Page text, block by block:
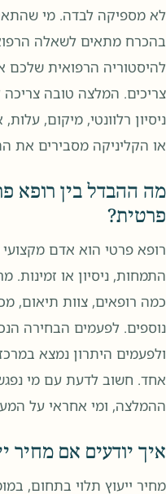
לא מספיקה לבדה. מי
בהכרח מתאים לשאלה
להיסטוריה הרפואית שלכם
צריכים. המלצה טובה
ניסיון רלוונטי, מיקום,
או הקליניקה מסבירים את
מה ההבדל בין רופא
פרטית?
רופא פרטי הוא אדם מקצועי
התמחות, ניסיון או זמינות.
כמה רופאים, צוות תיאום,
נוספים. לפעמים הבחירה
ולפעמים היתרון נמצא
אחד. חשוב לדעת עם מי
ההמלצה, ומי אחראי על
איך יודעים אם מחיר
מחיר ייעוץ תלוי בתחום,